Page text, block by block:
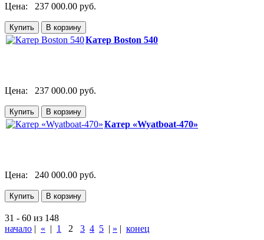
Цена: 237 000.00 руб.
Катер Boston 540
Цена: 237 000.00 руб.
Катер «Wyatboat-470»
Цена: 240 000.00 руб.
31 - 60 из 148
начало | « | 1 2 3 4 5 | » | конец